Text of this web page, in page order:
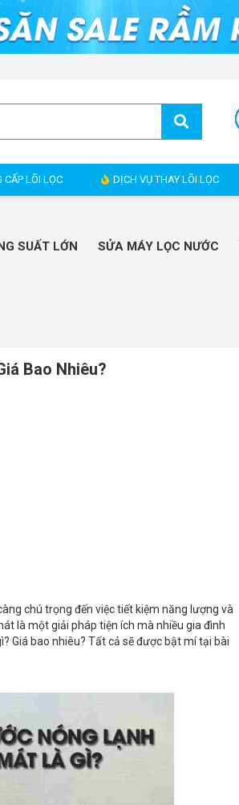
CẤP LÕI LỌC DỊCH VỤ THAY LÕI LỌC
SUẤT LỚN SỬA MÁY LỌC NƯỚC
Bao Nhiêu?
chú trọng đến việc tiết kiệm năng lượng và
là một giải pháp tiện ích mà nhiều gia đình
Giá bao nhiêu? Tất cả sẽ được bật mí tại bài